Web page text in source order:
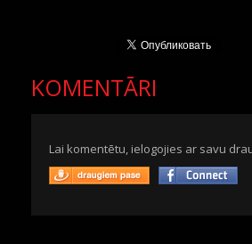
KOMENTĀRI
Lai komentētu, ielogojies ar savu